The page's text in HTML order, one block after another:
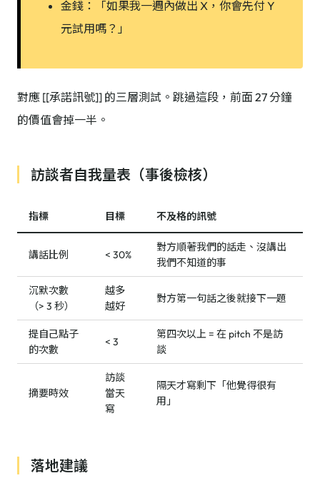
金錢：「如果我一週內做出 X，你會先付 Y
元試用嗎？」
對應 [[承諾訊號]] 的三層測試。跳過這段，前面 27 分鐘
的價值會掉一半。
訪談者自我量表（事後檢核）
指標 目標 不及格的訊號
講話比例 < 30%
對方順著我們的話走、沒講出
我們不知道的事
沉默次數
（> 3 秒）
越多
越好
對方第一句話之後就接下一題
提自己點子
的次數
< 3
第四次以上 = 在 pitch 不是訪
談
摘要時效
訪談
當天
寫
隔天才寫剩下「他覺得很有
用」
落地建議